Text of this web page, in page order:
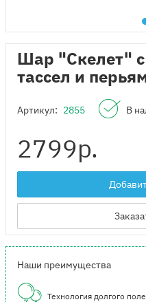
Шар "Скелет" с
тассел и
Артикул: 2855 В
2799р.
Наши преимущества
Технология долгого